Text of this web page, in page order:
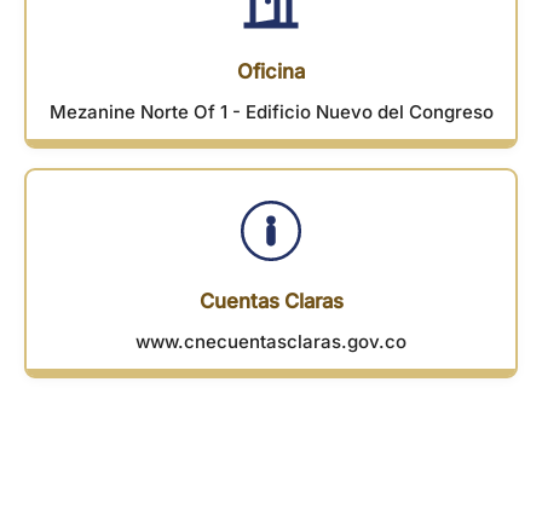
Oficina
Mezanine Norte Of 1 - Edificio Nuevo del Congreso
Cuentas Claras
www.cnecuentasclaras.gov.co